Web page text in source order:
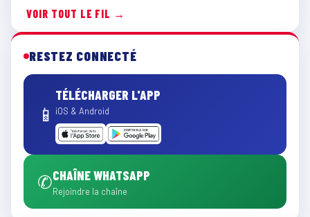
VOIR TOUT LE FIL →
RESTEZ CONNECTÉ
📱
TÉLÉCHARGER L'APP
iOS & Android
✆CHAÎNE WHATSAPP
Rejoindre la chaîne